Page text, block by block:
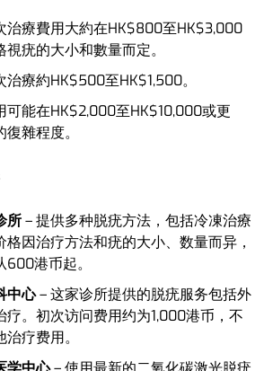
治療費用大約在HK$800至HK$3,000
疣的大小和數量而定。
治療約HK$500至HK$1,500。
可能在HK$2,000至HK$10,000或更
雜程度。
所– 提供多种脱疣方法，包括冷凍治療
格因治疗方法和疣的大小、数量而异，
港币起。
中心– 这家诊所提供的脱疣服务包括外
疗。初次访问费用约为1,000港币，不
疗费用。